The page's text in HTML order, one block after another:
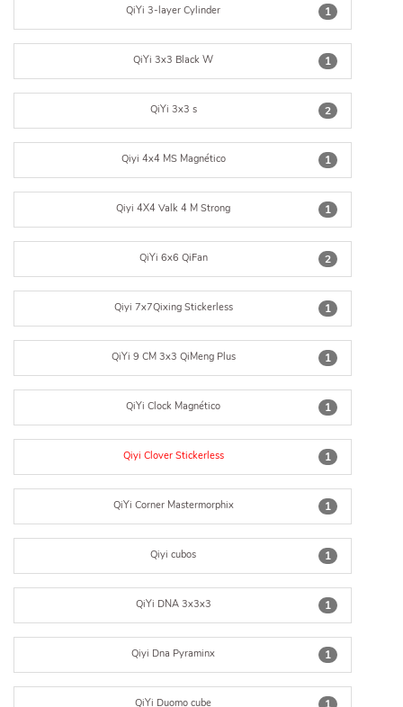
1
QiYi 3-layer Cylinder
1
QiYi 3x3 Black W
2
QiYi 3x3 s
1
Qiyi 4x4 MS Magnético
1
Qiyi 4X4 Valk 4 M Strong
2
QiYi 6x6 QiFan
1
Qiyi 7x7Qixing Stickerless
1
QiYi 9 CM 3x3 QiMeng Plus
1
QiYi Clock Magnético
1
Qiyi Clover Stickerless
1
QiYi Corner Mastermorphix
1
Qiyi cubos
1
QiYi DNA 3x3x3
1
Qiyi Dna Pyraminx
QiYi Duomo cube